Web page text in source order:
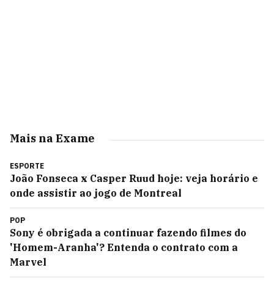
Mais na Exame
ESPORTE
João Fonseca x Casper Ruud hoje: veja horário e
onde assistir ao jogo de Montreal
POP
Sony é obrigada a continuar fazendo filmes do
'Homem-Aranha'? Entenda o contrato com a
Marvel